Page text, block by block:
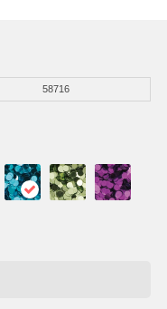
58716